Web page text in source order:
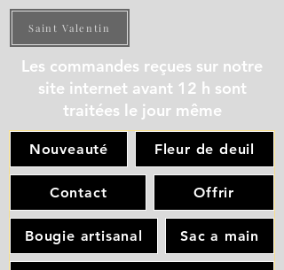
Saint Valentin
Les commandes reçues sur notre
site internet avant 12 h sont
traitées le jour même
Nouveauté Fleur de deuil
Contact Offrir
Bougie artisanal Sac a main